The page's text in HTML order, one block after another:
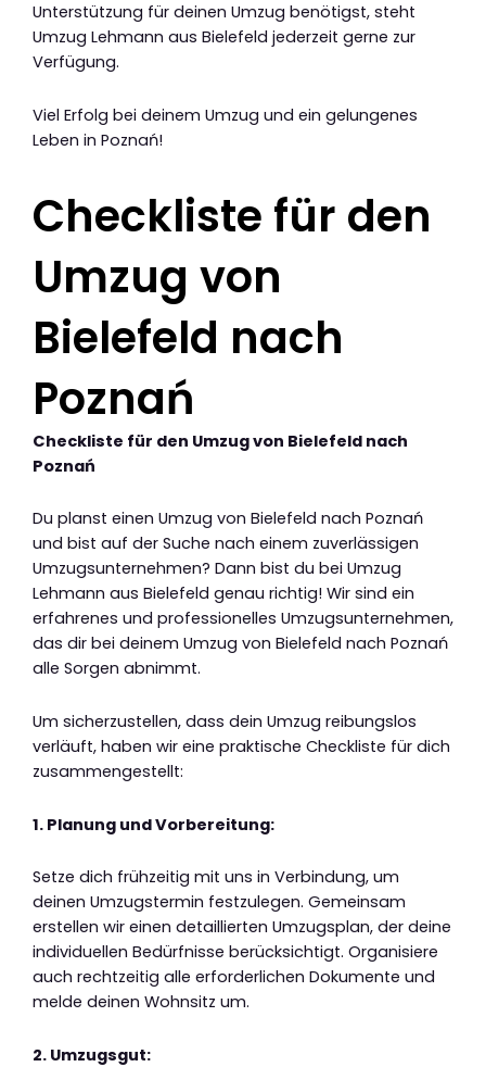
Unterstützung für deinen Umzug benötigst, steht
Umzug Lehmann aus Bielefeld jederzeit gerne zur
Verfügung.
Viel Erfolg bei deinem Umzug und ein gelungenes
Leben in Poznań!
Checkliste für den
Umzug von
Bielefeld nach
Poznań
Checkliste für den Umzug von Bielefeld nach
Poznań
Du planst einen Umzug von Bielefeld nach Poznań
und bist auf der Suche nach einem zuverlässigen
Umzugsunternehmen? Dann bist du bei Umzug
Lehmann aus Bielefeld genau richtig! Wir sind ein
erfahrenes und professionelles Umzugsunternehmen,
das dir bei deinem Umzug von Bielefeld nach Poznań
alle Sorgen abnimmt.
Um sicherzustellen, dass dein Umzug reibungslos
verläuft, haben wir eine praktische Checkliste für dich
zusammengestellt:
1. Planung und Vorbereitung:
Setze dich frühzeitig mit uns in Verbindung, um
deinen Umzugstermin festzulegen. Gemeinsam
erstellen wir einen detaillierten Umzugsplan, der deine
individuellen Bedürfnisse berücksichtigt. Organisiere
auch rechtzeitig alle erforderlichen Dokumente und
melde deinen Wohnsitz um.
2. Umzugsgut: